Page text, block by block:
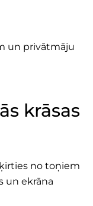
un privātmāju
krāsas
no toņiem
un ekrāna